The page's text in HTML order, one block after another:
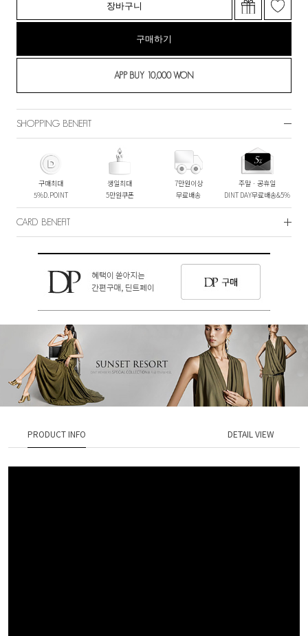
장바구니
구매하기
SHOPPING BENEFIT
구매최대
5%D.POINT
생일최대
5만원쿠폰
7만원이상
무료배송
주말ㆍ공휴일
DINT DAY무료배송&5%
CARD BENEFIT
PRODUCT INFO DETAIL VIEW